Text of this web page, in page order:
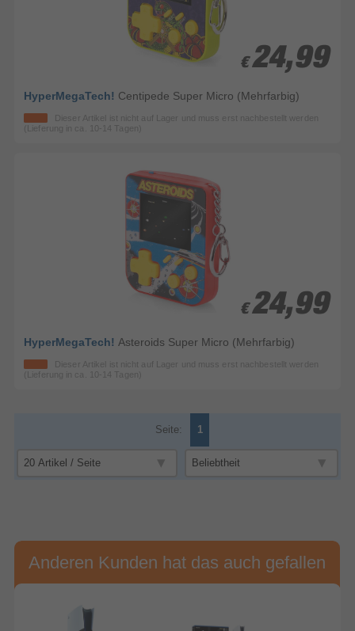
€ 24,99
€ 24,99
HyperMegaTech! Centipede Super Micro (Mehrfarbig)
Dieser Artikel ist nicht auf Lager und muss erst nachbestellt werden
(Lieferung in ca. 10-14 Tagen)
€ 24,99
€ 24,99
HyperMegaTech! Asteroids Super Micro (Mehrfarbig)
Dieser Artikel ist nicht auf Lager und muss erst nachbestellt werden
(Lieferung in ca. 10-14 Tagen)
Seite: 1
Anderen Kunden hat das auch gefallen